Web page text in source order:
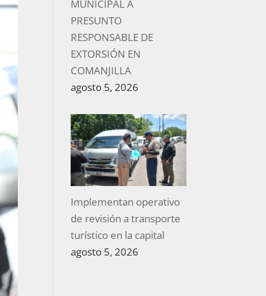
MUNICIPAL A
PRESUNTO
RESPONSABLE DE
EXTORSIÓN EN
COMANJILLA
agosto 5, 2026
Implementan operativo
de revisión a transporte
turístico en la capital
agosto 5, 2026